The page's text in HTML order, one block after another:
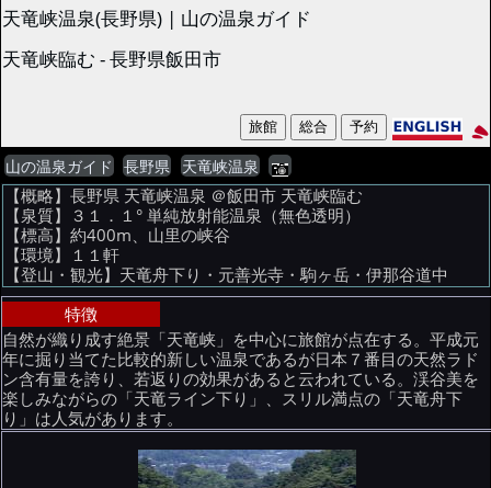
天竜峡温泉(長野県) | 山の温泉ガイド
天竜峡臨む - 長野県飯田市
山の温泉ガイド 長野県 天竜峡温泉
【概略】長野県 天竜峡温泉 ＠飯田市 天竜峡臨む
【泉質】３１．１° 単純放射能温泉（無色透明）
【標高】約400m、山里の峡谷
【環境】１１軒
【登山・観光】天竜舟下り・元善光寺・駒ヶ岳・伊那谷道中
特徴
自然が織り成す絶景「天竜峡」を中心に旅館が点在する。平成元
年に掘り当てた比較的新しい温泉であるが日本７番目の天然ラド
ン含有量を誇り、若返りの効果があると云われている。渓谷美を
楽しみながらの「天竜ライン下り」、スリル満点の「天竜舟下
り」は人気があります。